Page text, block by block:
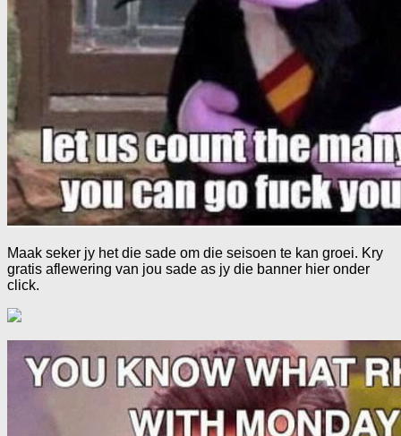
Maak seker jy het die sade om die seisoen te kan groei. Kry
gratis aflewering van jou sade as jy die banner hier onder
click.